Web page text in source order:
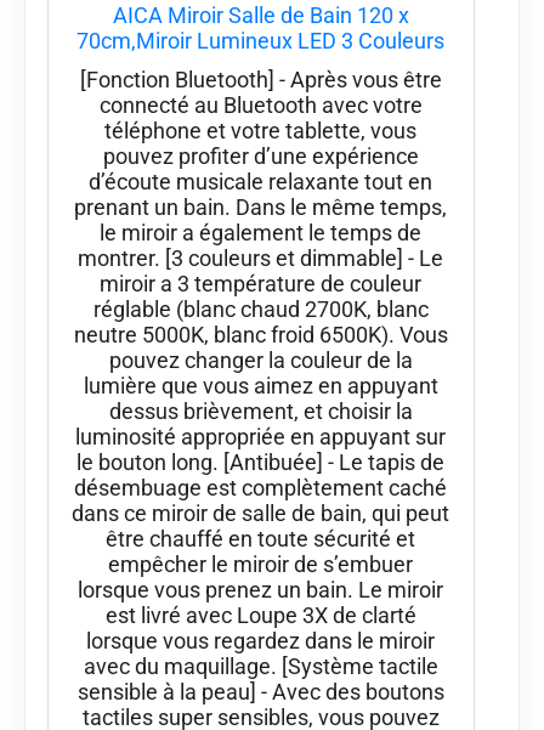
AICA Miroir Salle de Bain 120 x
70cm,Miroir Lumineux LED 3 Couleurs
[Fonction Bluetooth] - Après vous être
connecté au Bluetooth avec votre
téléphone et votre tablette, vous
pouvez profiter d’une expérience
d’écoute musicale relaxante tout en
prenant un bain. Dans le même temps,
le miroir a également le temps de
montrer. [3 couleurs et dimmable] - Le
miroir a 3 température de couleur
réglable (blanc chaud 2700K, blanc
neutre 5000K, blanc froid 6500K). Vous
pouvez changer la couleur de la
lumière que vous aimez en appuyant
dessus brièvement, et choisir la
luminosité appropriée en appuyant sur
le bouton long. [Antibuée] - Le tapis de
désembuage est complètement caché
dans ce miroir de salle de bain, qui peut
être chauffé en toute sécurité et
empêcher le miroir de s’embuer
lorsque vous prenez un bain. Le miroir
est livré avec Loupe 3X de clarté
lorsque vous regardez dans le miroir
avec du maquillage. [Système tactile
sensible à la peau] - Avec des boutons
tactiles super sensibles, vous pouvez